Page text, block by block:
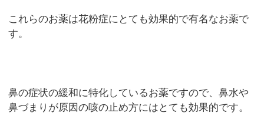
これらのお薬は花粉症にとても効果的で有名なお薬で
す。
鼻の症状の緩和に特化しているお薬ですので、鼻水や
鼻づまりが原因の咳の止め方にはとても効果的です。